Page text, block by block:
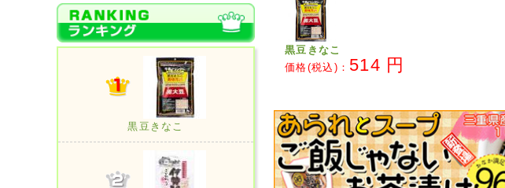
黒豆きなこ
黒豆きなこ
価格(税込)： 514 円